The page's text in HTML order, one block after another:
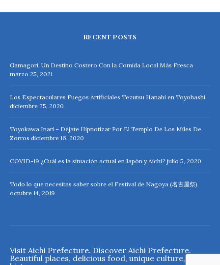
RECENT POSTS
Gamagori, Un Destino Costero Con la Comida Local Más Fresca
marzo 25, 2021
Los Espectaculares Fuegos Artificiales Tezutsu Hanabi en Toyohashi
diciembre 25, 2020
Toyokawa Inari – Déjate Hipnotizar Por El Templo De Los Miles De
Zorros diciembre 16, 2020
COVID-19 ¿Cuál es la situación actual en Japón y Aichi? julio 5, 2020
Todo lo que necesitas saber sobre el Festival de Nagoya (名古屋祭)
octubre 14, 2019
Visit Aichi Prefecture. Discover Aichi Prefecture.
Beautiful places, delicious food, unique culture, rich